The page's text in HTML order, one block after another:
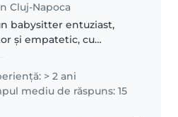
Cluj-Napoca
babysitter entuziast,
și empatetic, cu
copiilor de toate
de la bebeluși până la
am abilități practice..
> 2 ani
mediu de răspuns: 15